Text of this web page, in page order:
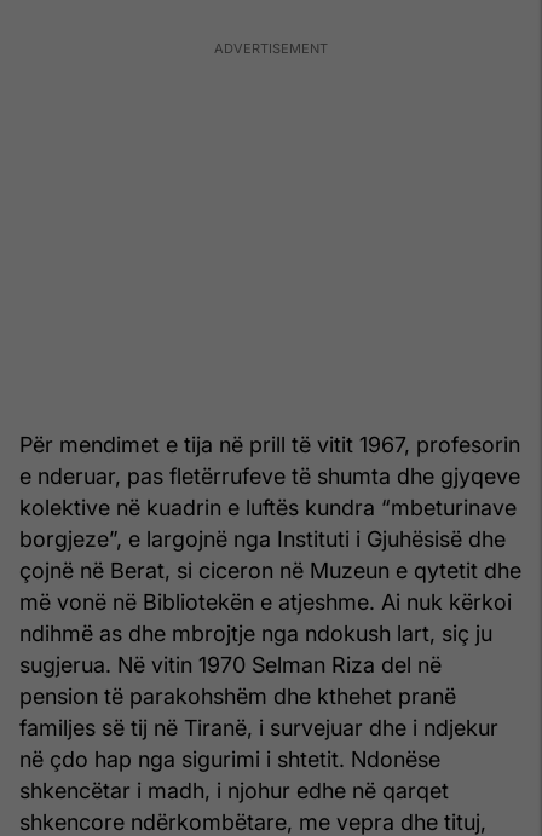
Për mendimet e tija në prill të vitit 1967, profesorin
e nderuar, pas fletërrufeve të shumta dhe gjyqeve
kolektive në kuadrin e luftës kundra “mbeturinave
borgjeze”, e largojnë nga Instituti i Gjuhësisë dhe
çojnë në Berat, si ciceron në Muzeun e qytetit dhe
më vonë në Bibliotekën e atjeshme. Ai nuk kërkoi
ndihmë as dhe mbrojtje nga ndokush lart, siç ju
sugjerua. Në vitin 1970 Selman Riza del në
pension të parakohshëm dhe kthehet pranë
familjes së tij në Tiranë, i survejuar dhe i ndjekur
në çdo hap nga sigurimi i shtetit. Ndonëse
shkencëtar i madh, i njohur edhe në qarqet
shkencore ndërkombëtare, me vepra dhe tituj,